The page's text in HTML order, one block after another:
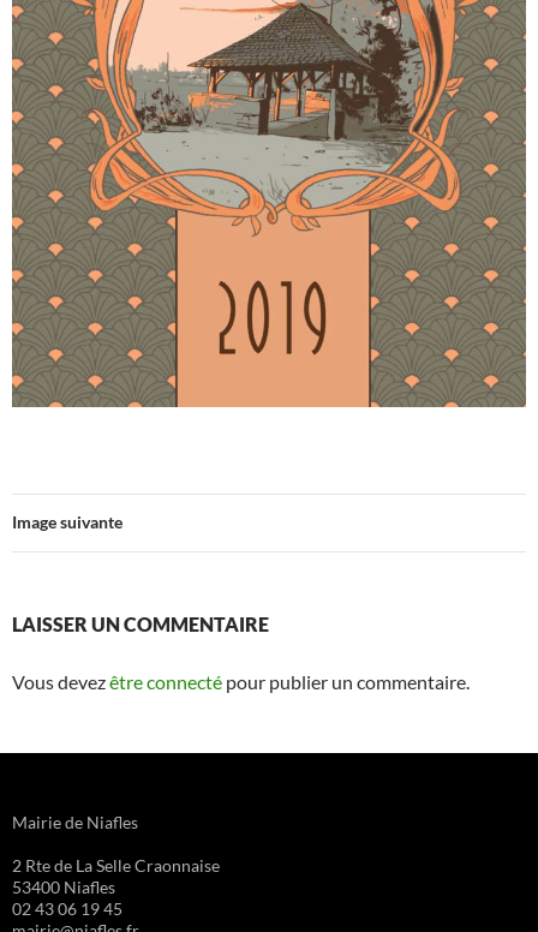
Image suivante
LAISSER UN COMMENTAIRE
Vous devezêtre connecté pour publier un commentaire.
Mairie de Niafles
2 Rte de La Selle Craonnaise
53400 Niafles
02 43 06 19 45